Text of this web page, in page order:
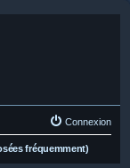
Connexion
fréquemment)